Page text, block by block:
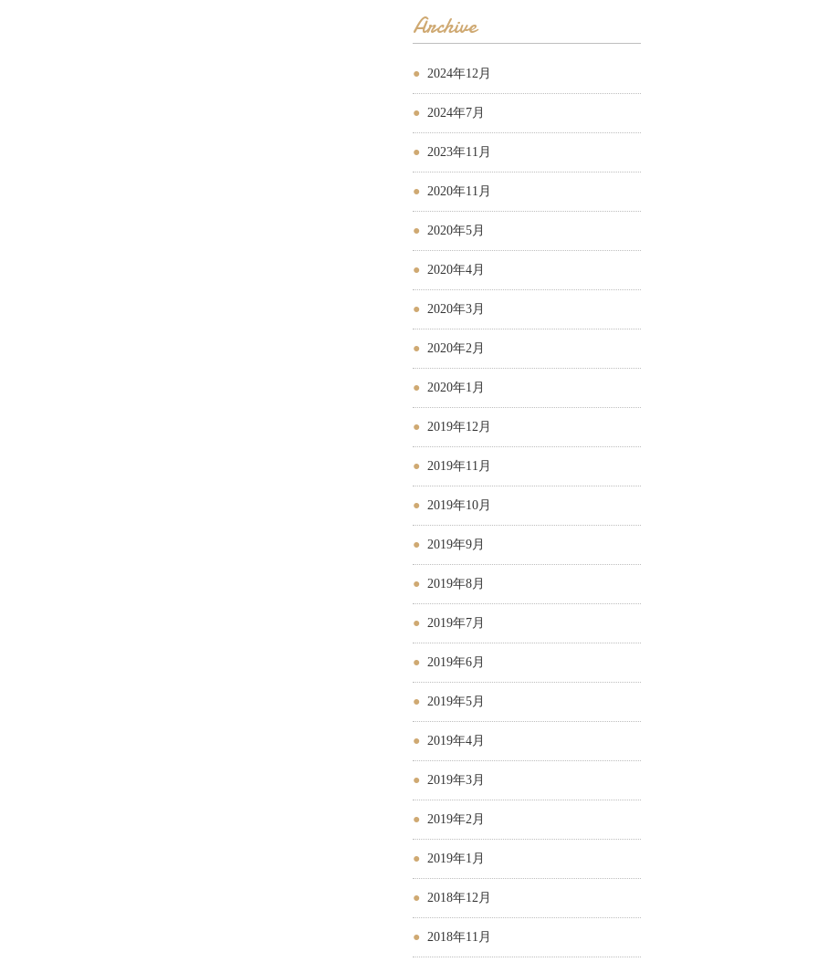
Archive
2024年12月
2024年7月
2023年11月
2020年11月
2020年5月
2020年4月
2020年3月
2020年2月
2020年1月
2019年12月
2019年11月
2019年10月
2019年9月
2019年8月
2019年7月
2019年6月
2019年5月
2019年4月
2019年3月
2019年2月
2019年1月
2018年12月
2018年11月